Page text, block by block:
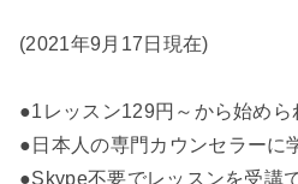
(2021年9月17日現在)
●1レッスン129円～から始めら
●日本人の専門カウンセラーに
●Skype不要でレッスンを受講